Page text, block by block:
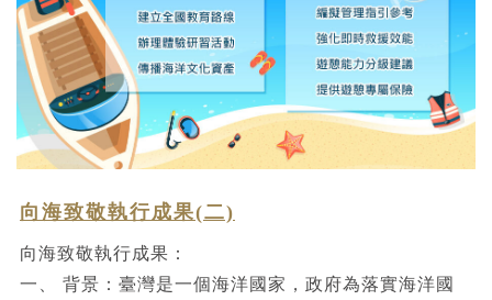
向海致敬執行成果(二)
向海致敬執行成果：
一、 背景：臺灣是一個海洋國家，政府為落實海洋國